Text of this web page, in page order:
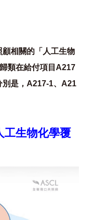
相關的「人工生物
類在給付項目A217
別是，A217-1、A21
工生物化學覆